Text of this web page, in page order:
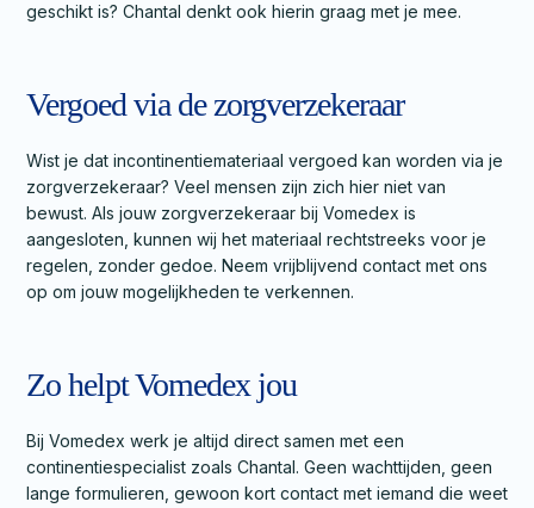
geschikt is? Chantal denkt ook hierin graag met je mee.
Vergoed via de zorgverzekeraar
Wist je dat incontinentiemateriaal vergoed kan worden via je
zorgverzekeraar? Veel mensen zijn zich hier niet van
bewust. Als jouw zorgverzekeraar bij Vomedex is
aangesloten, kunnen wij het materiaal rechtstreeks voor je
regelen, zonder gedoe. Neem vrijblijvend contact met ons
op om jouw mogelijkheden te verkennen.
Zo helpt Vomedex jou
Bij Vomedex werk je altijd direct samen met een
continentiespecialist zoals Chantal. Geen wachttijden, geen
lange formulieren, gewoon kort contact met iemand die weet